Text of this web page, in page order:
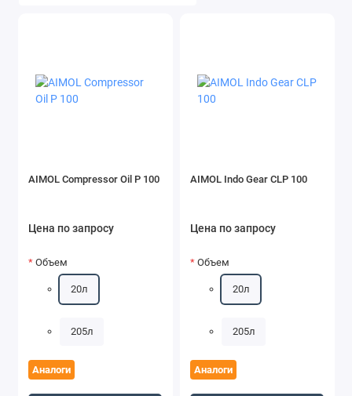
AIMOL Compressor Oil P 100
Цена по запросу
Аналоги
Объем
20л
205л
AIMOL Indo Gear CLP 100
Цена по запросу
Аналоги
Объем
20л
205л